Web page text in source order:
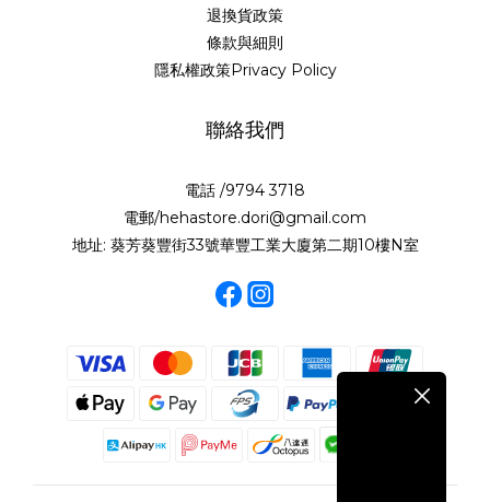
退換貨政策
條款與細則
隱私權政策Privacy Policy
聯絡我們
電話 /9794 3718
電郵/hehastore.dori@gmail.com
地址: 葵芳葵豐街33號華豐工業大廈第二期10樓N室